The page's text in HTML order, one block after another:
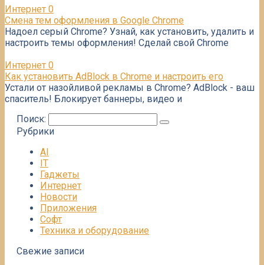
Интернет 0
Смена тем оформления в Google Chrome
Надоел серый Chrome? Узнай, как установить, удалить и
настроить темы оформления! Сделай свой Chrome
Интернет 0
Как установить AdBlock в Chrome и настроить его
Устали от назойливой рекламы в Chrome? AdBlock - ваш
спаситель! Блокирует баннеры, видео и
Поиск:
Рубрики
AI
IT
Гаджеты
Интернет
Новости
Приложения
Софт
Техника и оборудование
Свежие записи